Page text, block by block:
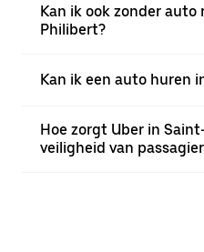
Kan ik ook zonder
Philibert?
Kan ik een auto huren
Hoe zorgt Uber in
veiligheid van